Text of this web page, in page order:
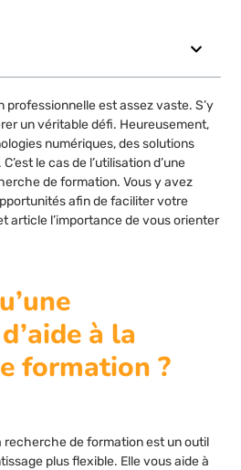
est assez vaste. S’y
un véritable défi. Heureusement,
numériques, des solutions
le cas de l’utilisation d’une
de formation. Vous y avez
afin de faciliter votre
article l’importance de vous orienter
à la
formation ?
recherche de formation est un outil
plus flexible. Elle vous aide à